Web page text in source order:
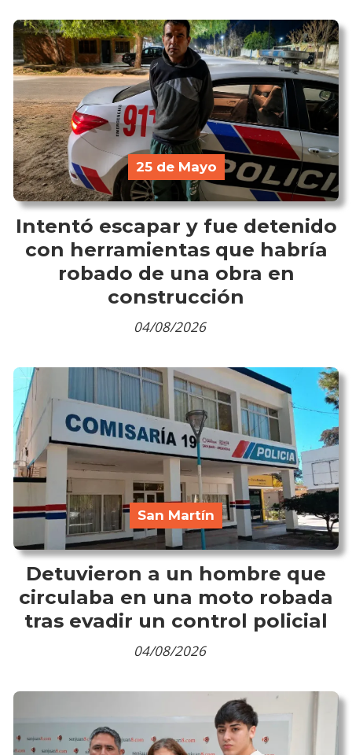
Intentó escapar y fue detenido
con herramientas que habría
robado de una obra en
construcción
25 de Mayo
04/08/2026
Detuvieron a un hombre que
circulaba en una moto robada
tras evadir un control policial
San Martín
04/08/2026